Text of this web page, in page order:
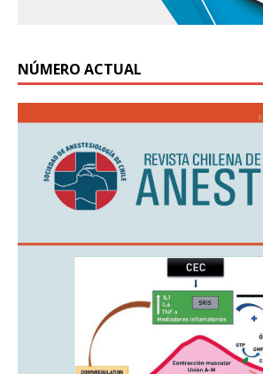
NÚMERO ACTUAL